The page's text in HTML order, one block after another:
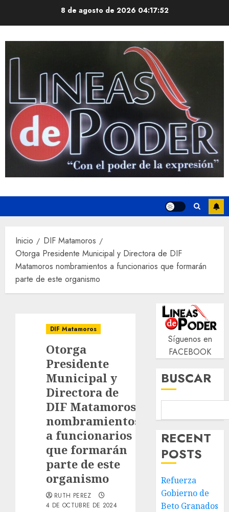
8 de agosto de 2026 04:17:52
Inicio
DIF Matamoros
Otorga Presidente Municipal y Directora de DIF
Matamoros nombramientos a funcionarios que formarán
parte de este organismo
DIF Matamoros
Otorga
Presidente
Municipal y
Directora de
DIF Matamoros
nombramientos
a funcionarios
que formarán
parte de este
organismo
RUTH PEREZ
4 DE OCTUBRE DE 2024
Síguenos en
FACEBOOK
BUSCAR
RECENT
POSTS
Refuerza
Gobierno de
Beto Granados